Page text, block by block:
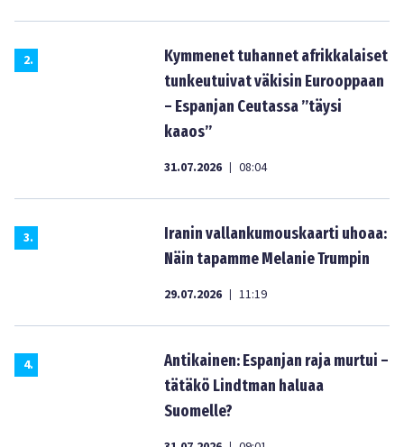
2.
Kymmenet tuhannet afrikkalaiset
tunkeutuivat väkisin Eurooppaan
– Espanjan Ceutassa ”täysi
kaaos”
31.07.2026 | 08:04
3.
Iranin vallankumouskaarti uhoaa:
Näin tapamme Melanie Trumpin
29.07.2026 | 11:19
4.
Antikainen: Espanjan raja murtui –
tätäkö Lindtman haluaa
Suomelle?